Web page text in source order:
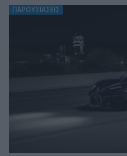
ΠΑΡΟΥΣΙΑΣΕΙΣ